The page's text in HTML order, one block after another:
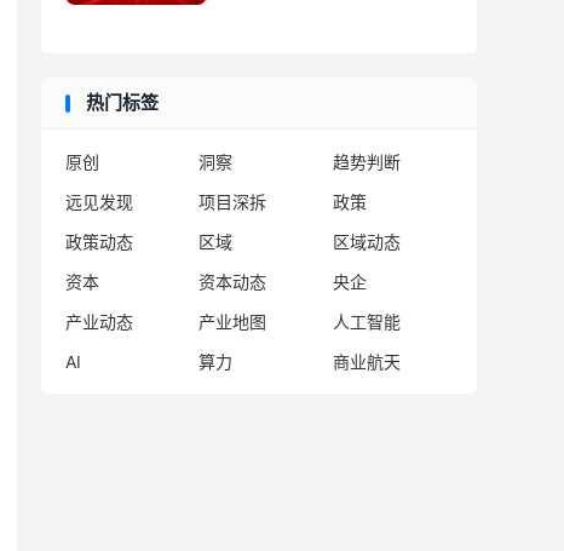
热门标签
原创 洞察
趋势判断
远见发现
项目深拆
政策
政策动态
区域
区域动态
资本
资本动态
央企
产业动态
产业地图
人工智能
AI
算力 商业航天